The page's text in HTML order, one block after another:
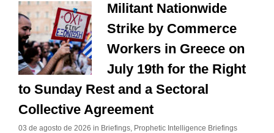
Militant Nationwide
Strike by Commerce
Workers in Greece on
July 19th for the Right
to Sunday Rest and a Sectoral
Collective Agreement
03 de agosto de 2026 in Briefings, Prophetic Intelligence Briefings